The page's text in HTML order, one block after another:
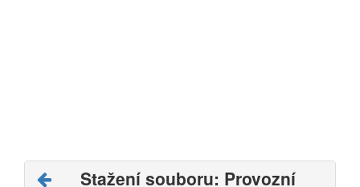
Stažení souboru: Provozní